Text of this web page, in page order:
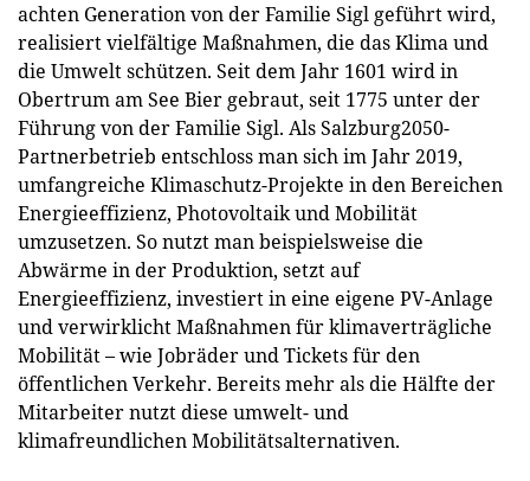
achten Generation von der Familie Sigl geführt wird,
realisiert vielfältige Maßnahmen, die das Klima und
die Umwelt schützen. Seit dem Jahr 1601 wird in
Obertrum am See Bier gebraut, seit 1775 unter der
Führung von der Familie Sigl. Als Salzburg2050-
Partnerbetrieb entschloss man sich im Jahr 2019,
umfangreiche Klimaschutz-Projekte in den Bereichen
Energieeffizienz, Photovoltaik und Mobilität
umzusetzen. So nutzt man beispielsweise die
Abwärme in der Produktion, setzt auf
Energieeffizienz, investiert in eine eigene PV-Anlage
und verwirklicht Maßnahmen für klimaverträgliche
Mobilität – wie Jobräder und Tickets für den
öffentlichen Verkehr. Bereits mehr als die Hälfte der
Mitarbeiter nutzt diese umwelt- und
klimafreundlichen Mobilitätsalternativen.